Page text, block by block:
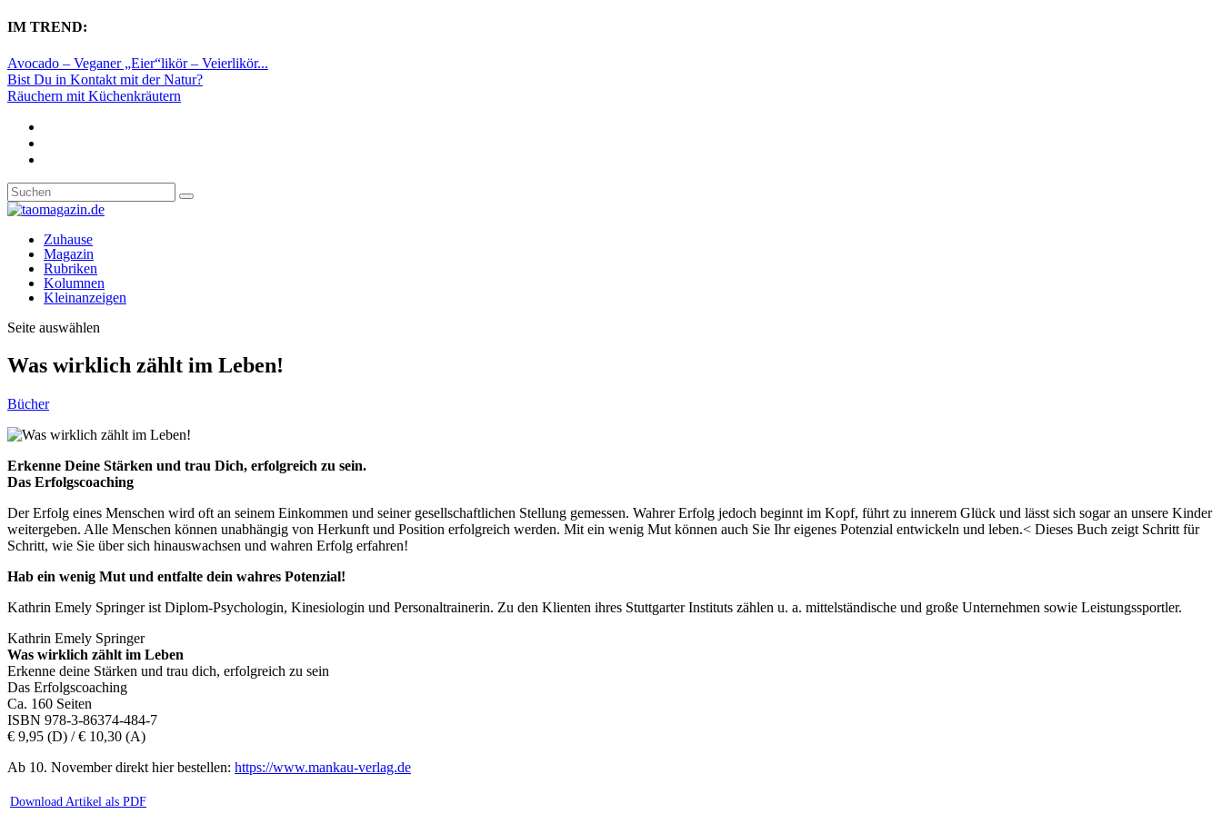
IM TREND:
Avocado – Veganer „Eier“likör – Veierlikör...
Bist Du in Kontakt mit der Natur?
Räuchern mit Küchenkräutern
Zuhause
Magazin
Rubriken
Kolumnen
Kleinanzeigen
Seite auswählen
Was wirklich zählt im Leben!
Bücher
Erkenne Deine Stärken und trau Dich, erfolgreich zu sein.
Das Erfolgscoaching
Der Erfolg eines Menschen wird oft an seinem Einkommen und seiner gesellschaftlichen Stellung gemessen. Wahrer Erfolg jedoch beginnt im Kopf, führt zu innerem Glück und lässt sich sogar an unsere Kinder
weitergeben. Alle Menschen können unabhängig von Herkunft und Position erfolgreich werden. Mit ein wenig Mut können auch Sie Ihr eigenes Potenzial entwickeln und leben.< Dieses Buch zeigt Schritt für
Schritt, wie Sie über sich hinauswachsen und wahren Erfolg erfahren!
Hab ein wenig Mut und entfalte dein wahres Potenzial!
Kathrin Emely Springer ist Diplom-Psychologin, Kinesiologin und Personaltrainerin. Zu den Klienten ihres Stuttgarter Instituts zählen u. a. mittelständische und große Unternehmen sowie Leistungssportler.
Kathrin Emely Springer
Was wirklich zählt im Leben
Erkenne deine Stärken und trau dich, erfolgreich zu sein
Das Erfolgscoaching
Ca. 160 Seiten
ISBN 978-3-86374-484-7
€ 9,95 (D) / € 10,30 (A)
Ab 10. November direkt hier bestellen: https://www.mankau-verlag.de
Download Artikel als PDF